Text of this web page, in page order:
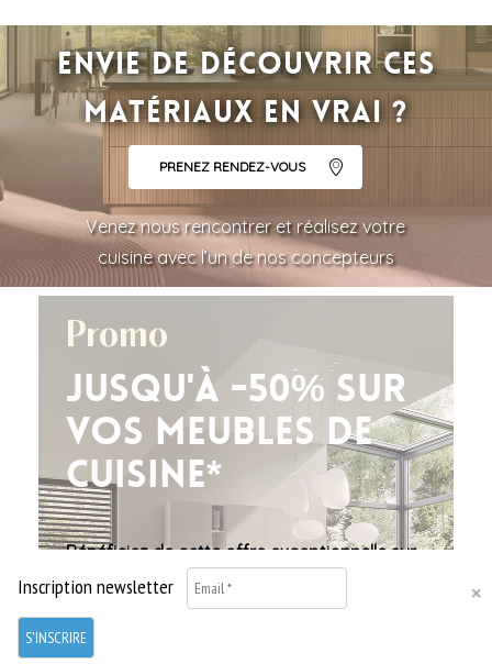
Envie de découvrir ces
matériaux en vrai ?
PRENEZ RENDEZ-VOUS
Venez nous rencontrer et réalisez votre
cuisine avec l’un de nos concepteurs
Promo
Jusqu'à -50% sur
vos meubles de
cuisine*
Bénéficiez de cetteoffre exceptionnelle sur
toute notre collection de cuisines
sommes là pour vous aider à réaliser la
cuisine de vos rêves.
Inscription newsletter